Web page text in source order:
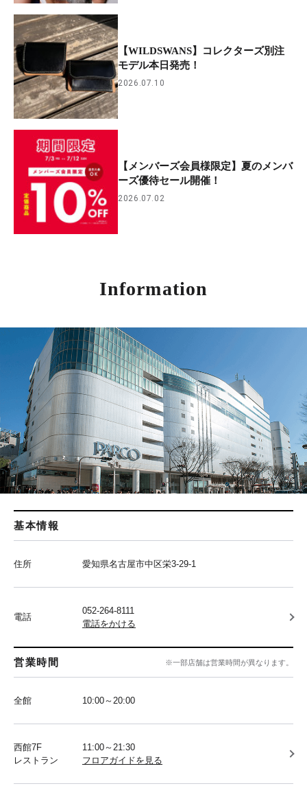
【WILDSWANS】コレクターズ別注
モデル本日発売！
2026.07.10
【メンバーズ会員様限定】夏のメンバ
ーズ優待セール開催！
2026.07.02
Information
基本情報
住所 愛知県名古屋市中区栄3-29-1
電話
052-264-8111
電話をかける
営業時間 ※一部店舗は営業時間が異なります。
全館 10:00～20:00
西館7F
レストラン
11:00～21:30
フロアガイドを見る